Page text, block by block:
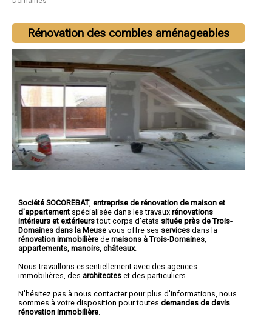
Rénovation des combles aménageables
Société SOCOREBAT, entreprise de rénovation de maison et
d'appartement spécialisée dans les travaux rénovations
intérieurs et extérieurstout corps d'etats située près de Trois-
Domaines dans la Meuse vous offre ses services dans la
rénovation immobilière de maisons à Trois-Domaines
appartements manoirs châteaux.
Nous travaillons essentiellement avec des agences
immobilières, des architectes et des particuliers.
N'hésitez pas à nous contacter pour plus d'informations, nous
sommes à votre disposition pour toutes demandes de devis
rénovation immobilière